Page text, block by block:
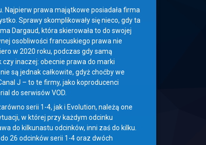
Najpierw prawa majątkowe posiadała firma
Sprawy skomplikowały się nieco, gdy ta
Dargaud, która skierowała to do swojej
osobliwości francuskiego prawa nie
w 2020 roku, podczas gdy samą
czy inaczej: obecnie prawa do marki
są jednak całkowite, gdyż choćby we
J – to te firmy, jako koproducenci
do serwisów VOD.
serii 1-4, jak i Evolution, należą one
w której przy każdym odcinku
do kilkunastu odcinków, inni zaś do kilku.
26 odcinków serii 1-4 oraz dwóch